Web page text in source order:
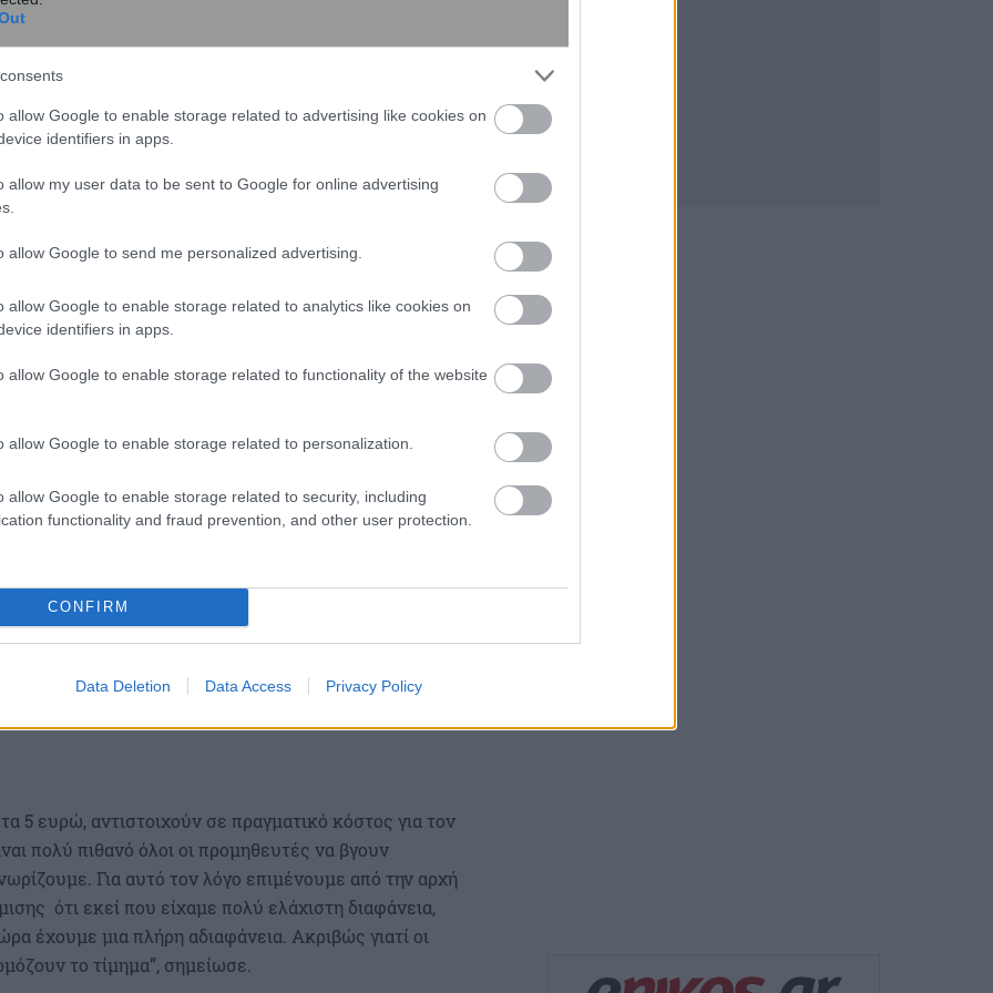
allow Google to enable storage related to advertising like cookies on
identifiers in apps.
allow my user data to be sent to Google for online advertising
allow Google to send me personalized advertising.
allow Google to enable storage related to analytics like cookies on
identifiers in apps.
allow Google to enable storage related to functionality of the website
allow Google to enable storage related to personalization.
allow Google to enable storage related to security, including
functionality and fraud prevention, and other user protection.
CONFIRM
Data Deletion Data Access Privacy Policy
καθόλου πάγια”, επανέλαβε.
για το πλαφόν των 5 ευρώ στα πάγια
παρέμβαση που έκανε το υπουργείο Περιβάλλοντος
χρέωσης των μηνιαίων παγίων στους
ευρώ. Δηλαδή δεν είναι κάτι θετικό το να πάει από
πρόσθεσε ότι “είναι αντιφατικό να υπάρχει πάγιο
σύγχυση”, εξήγησε.
5 ευρώ, αντιστοιχούν σε πραγματικό κόστος για τον
πολύ πιθανό όλοι οι προμηθευτές να βγουν
Για αυτό τον λόγο επιμένουμε από την αρχή
ότι εκεί που είχαμε πολύ ελάχιστη διαφάνεια,
έχουμε μια πλήρη αδιαφάνεια. Ακριβώς γιατί οι
το τίμημα”, σημείωσε.